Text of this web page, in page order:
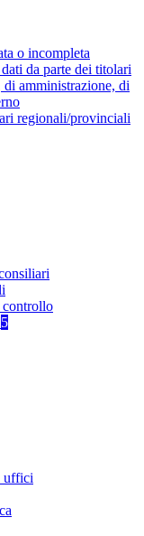
o incompleta
da parte dei titolari
amministrazione, di
regionali/provinciali
5
uffici